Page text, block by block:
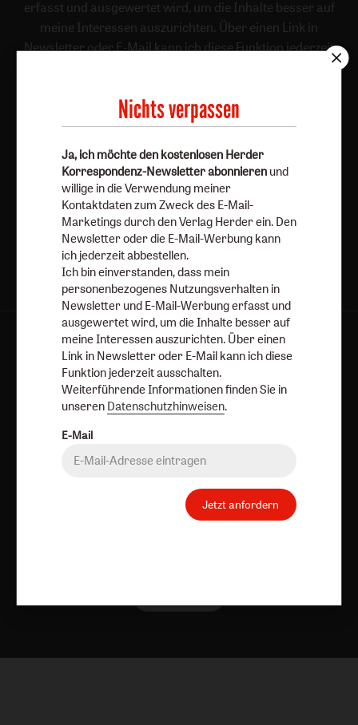
erfasst und ausgewertet wird, um die Inhalte besser auf
meine Interessen auszurichten. Über einen Link in
Newsletter oder E-Mail kann ich diese Funktion jederzeit
Datenschutzhinweisen
Jetzt anmelden
AGB und Widerrufsbelehrung
Datenschutz
Barrierefreiheit
Impressum
Vertrag widerrufen Abo online kündigen
Nichts verpassen
Ja, ich möchte den kostenlosen Herder
Korrespondenz-Newsletter abonnieren und
willige in die Verwendung meiner
Kontaktdaten zum Zweck des E-Mail-
Marketings durch den Verlag Herder ein. Den
Newsletter oder die E-Mail-Werbung kann
ich jederzeit abbestellen.
Ich bin einverstanden, dass mein
personenbezogenes Nutzungsverhalten in
Newsletter und E-Mail-Werbung erfasst und
ausgewertet wird, um die Inhalte besser auf
meine Interessen auszurichten. Über einen
Link in Newsletter oder E-Mail kann ich diese
Funktion jederzeit ausschalten.
Weiterführende Informationen finden Sie in
unseren Datenschutzhinweisen.
E-Mail
Jetzt anfordern